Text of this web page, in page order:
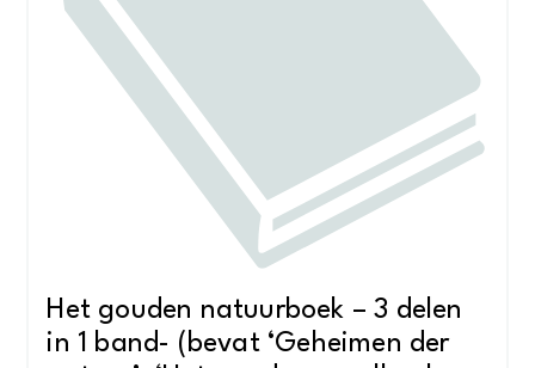
Het gouden natuurboek – 3 delen
in 1 band- (bevat ‘Geheimen der